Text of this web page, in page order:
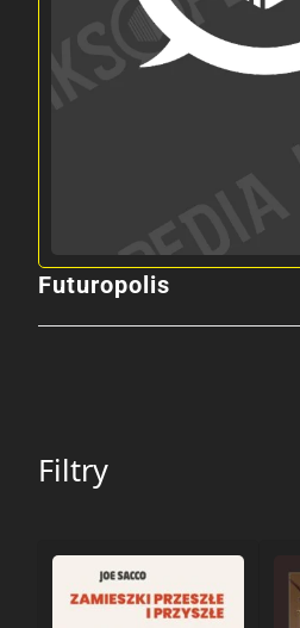
Futuropolis
Filtry